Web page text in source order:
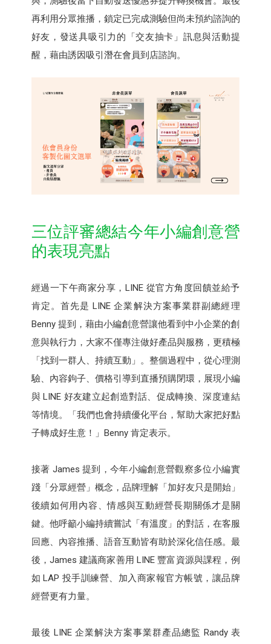
再利用分眾推播，鎖定已完成測驗但尚未預約諮詢的
好友，發送具吸引力的「交友抽卡」訊息與活動提
醒，藉由誘因吸引潛在會員到店諮詢。
三位評審總結今年小編創意營
的表現亮點
經過一下午商家分享，LINE 從官方角度回饋並給予
肯定。首先是 LINE 企業解決方案事業群副總經理
Benny 提到，藉由小編創意營讓他看到中小企業的創
意與執行力，大家不僅專注做好產品與服務，更積極
「找到一群人、持續互動」。整個過程中，從心理測
驗、內容鉤子、價格引導到直播預購閉環，展現小編
與 LINE 好友建立起創造對話、促成轉換、深度連結
等情境。「我們也會持續優化平台，幫助大家把好點
子轉成好生意！」Benny 肯定表示。
接著 James 提到，今年小編創意營觀察多位小編實
踐「分眾經營」概念，品牌理解「加好友只是開始」
後續如何用內容、情感與互動經營長期關係才是關
鍵。他呼籲小編持續嘗試「有溫度」的對話，在客服
回應、內容推播、語音互動皆有助於深化信任感。最
後，James 建議商家善用 LINE 豐富資源與課程，例
如 LAP 投手訓練營、加入商家報官方帳號，讓品牌
經營更有力量。
最後 LINE 企業解決方案事業群產品總監 Randy 表